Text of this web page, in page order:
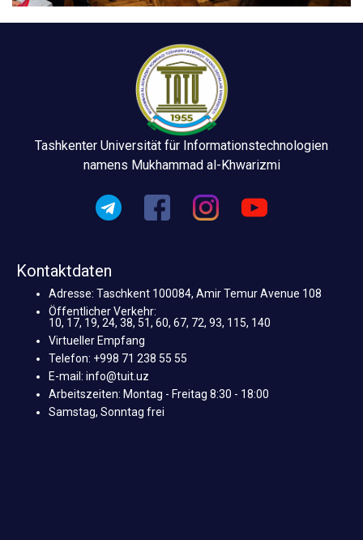
Tashkenter Universität für Informationstechnologien
namens Mukhammad al-Khwarizmi
Kontaktdaten
Adresse: Taschkent 100084, Amir Temur Avenue 108
Öffentlicher Verkehr:
10, 17, 19, 24, 38, 51, 60, 67, 72, 93, 115, 140
Virtueller Empfang
Telefon: +998 71 238 55 55
E-mail: info@tuit.uz
Arbeitszeiten: Montag - Freitag 8:30 - 18:00
Samstag, Sonntag frei